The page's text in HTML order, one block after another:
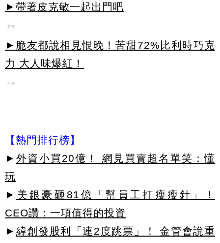
►帶著皮克敏一起出門吧
PR
►脆友都說相見恨晚！苦甜72%比利時巧克
力 大人味爆紅！
PR
【熱門排行榜】
► 外資小買20億！ 網見買賣超名單笑：懂
玩
► 美銀豪砸81億「幫員工打瘦瘦針」！
CEO讚：一項值得的投資
► 緯創發股利「連2度跳票」！ 金管會說重